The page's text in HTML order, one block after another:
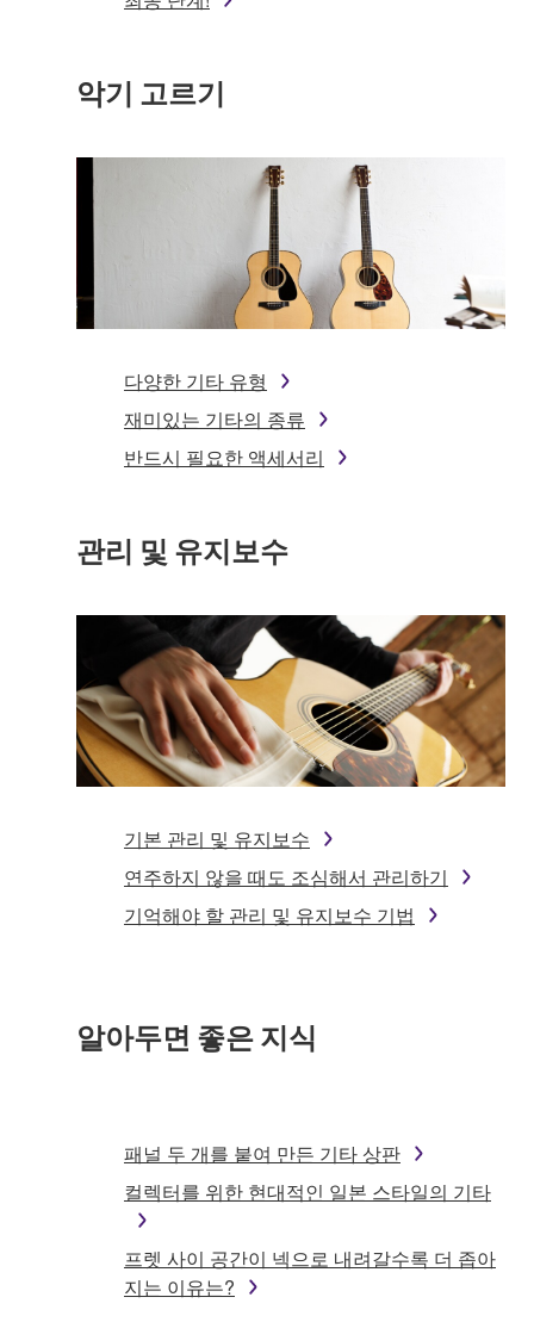
악기 고르기
다양한 기타 유형
재미있는 기타의 종류
반드시 필요한 액세서리
관리 및 유지보수
기본 관리 및 유지보수
연주하지 않을 때도 조심해서 관리하기
기억해야 할 관리 및 유지보수 기법
알아두면 좋은 지식
패널 두 개를 붙여 만든 기타 상판
컬렉터를 위한 현대적인 일본 스타일의 기타
프렛 사이 공간이 넥으로 내려갈수록 더 좁아
지는 이유는?